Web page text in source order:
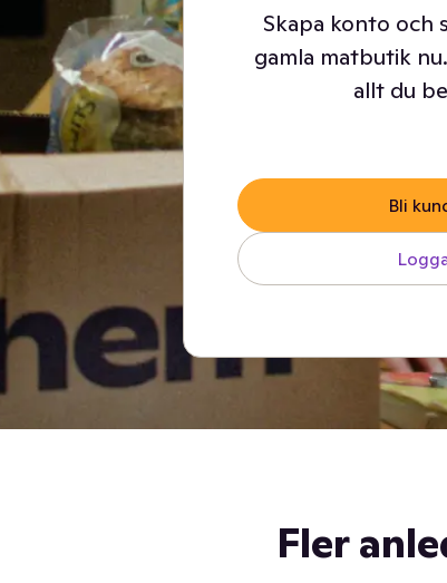
Skapa konto och
gamla matbutik
allt du
Bli
Fler